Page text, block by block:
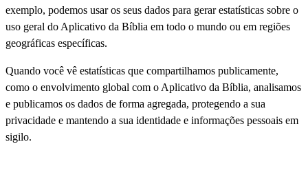
exemplo, podemos usar os seus dados para gerar estatísticas sobre o
uso geral do Aplicativo da Bíblia em todo o mundo ou em regiões
geográficas específicas.
Quando você vê estatísticas que compartilhamos publicamente,
como o envolvimento global com o Aplicativo da Bíblia, analisamos
e publicamos os dados de forma agregada, protegendo a sua
privacidade e mantendo a sua identidade e informações pessoais em
sigilo.